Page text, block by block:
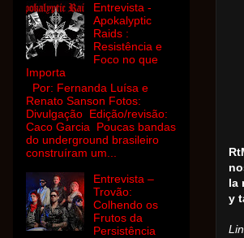
la
y
Entrevista -
Apokalyptic
Raids :
Resistência e
Foco no que
Importa
Por: Fernanda Luísa e
Renato Sanson Fotos:
Divulgação Edição/revisão:
Caco Garcia Poucas bandas
do underground brasileiro
construíram um...
Entrevista –
Trovão:
Colhendo os
Frutos da
Persistência